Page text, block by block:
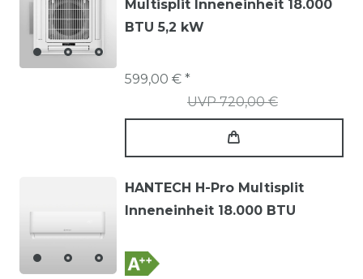
Multisplit Inneneinheit 18.000
BTU 5,2 kW
UVP 720,00 €
599,00 € *
HANTECH H-Pro Multisplit
Inneneinheit 18.000 BTU